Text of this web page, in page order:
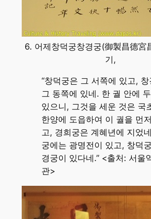
6. 어제창덕궁창경궁(御製昌德宮
기,
“창덕궁은 그 서쪽에 있고, 창
그 동쪽에 있네. 한 궐 안에
있으니, 그것을 세운 것은 국
한양에 도읍하여 이 궐을 먼
고, 경희궁은 계혜년에 지었
궁에는 광명전이 있고, 창덕
경궁이 있다네.” <출처: 서울
관>